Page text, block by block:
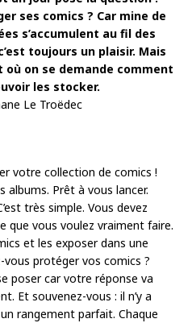
ses comics ? Car mine de
s’accumulent au fil des
toujours un plaisir. Mais
on se demande comment
les stocker.
Le Troëdec
votre collection de comics !
albums. Prêt à vous lancer.
très simple. Vous devez
que vous voulez vraiment faire.
et les exposer dans une
vous protéger vos comics ?
poser car votre réponse va
Et souvenez-vous : il n’y a
rangement parfait. Chaque